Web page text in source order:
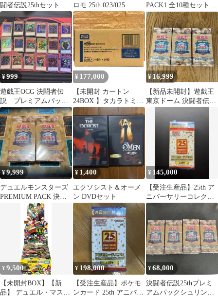
闘者伝説25thセットま
とめ売り ６点
ロモ 25th 023/025
PACK1 全10種セット
初期プレミアムパック
¥999
遊戯王OCG 決闘者伝
説 プレミアムパッ
ク 25th ウルトラレ
ア コンプリート
¥ 177,000
【未開封 カートン
24BOX 】タカラトミー
(TAKARA TOMY) デュ
エル・マスターズ
TCG DM26-EX3 キャラ
プレミアムパック ドラ
ゴン娘になりたくない
っ! 文化祭だョ! 全員集
合!! ドラ娘100％パッ
ク デュエマ
¥16,999
【新品未開封】遊戯王
東京ドーム 決闘者伝説
¥9,999
デュエルモンスターズ
PREMIUM PACK 決闘
者伝説 2箱
¥ 1,400
エクソシスト＆オーメ
ン DVDセット
¥ 145,000
【受注生産品】25th ア
ニバーサリーコレクシ
ョン 1box プロモ 4パ
¥9,500
【未開封BOX】【新
品】 デュエル・マスタ
¥ 198,000
【受注生産品】ポケモ
ンカード 25th アニバー
¥68,000
決闘者伝説25thプレミ
アムパックシュリンク